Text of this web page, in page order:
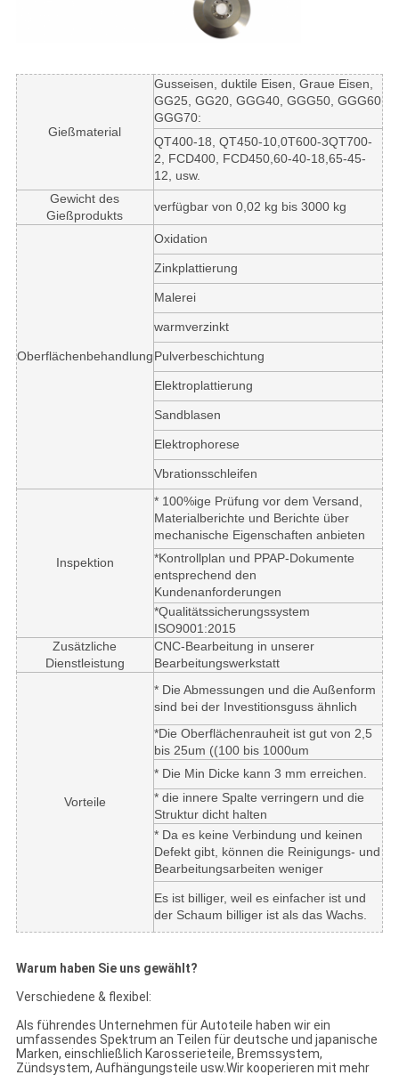
Gießmaterial
Gusseisen, duktile Eisen, Graue Eisen,
GG25, GG20, GGG40, GGG50, GGG60
GGG70:
QT400-18, QT450-10,0T600-3QT700-
2, FCD400, FCD450,60-40-18,65-45-
12, usw.
Gewicht des
Gießprodukts
verfügbar von 0,02 kg bis 3000 kg
Oberflächenbehandlung
Oxidation
Zinkplattierung
Malerei
warmverzinkt
Pulverbeschichtung
Elektroplattierung
Sandblasen
Elektrophorese
Vbrationsschleifen
Inspektion
* 100%ige Prüfung vor dem Versand,
Materialberichte und Berichte über
mechanische Eigenschaften anbieten
*Kontrollplan und PPAP-Dokumente
entsprechend den
Kundenanforderungen
*Qualitätssicherungssystem
ISO9001:2015
Zusätzliche
Dienstleistung
CNC-Bearbeitung in unserer
Bearbeitungswerkstatt
Vorteile
* Die Abmessungen und die Außenform
sind bei der Investitionsguss ähnlich
*Die Oberflächenrauheit ist gut von 2,5
bis 25um ((100 bis 1000um
* Die Min Dicke kann 3 mm erreichen.
* die innere Spalte verringern und die
Struktur dicht halten
* Da es keine Verbindung und keinen
Defekt gibt, können die Reinigungs- und
Bearbeitungsarbeiten weniger
Es ist billiger, weil es einfacher ist und
der Schaum billiger ist als das Wachs.
Warum haben Sie uns gewählt?
Verschiedene & flexibel:
Als führendes Unternehmen für Autoteile haben wir ein
umfassendes Spektrum an Teilen für deutsche und japanische
Marken, einschließlich Karosserieteile, Bremssystem,
Zündsystem, Aufhängungsteile usw.Wir kooperieren mit mehr